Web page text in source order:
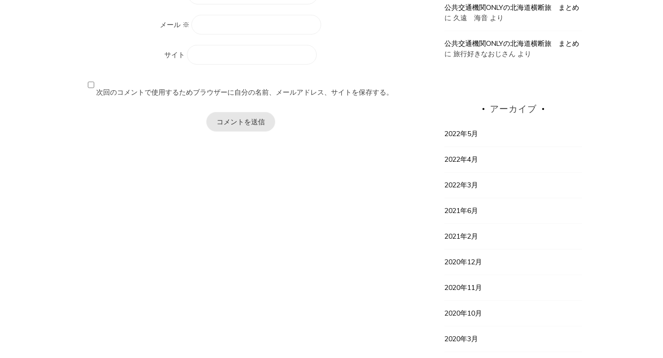
メール ※
サイト
次回のコメントで使用するためブラウザーに自分の名前、メールアドレス、サイトを保存する。
公共交通機関ONLYの北海道横断旅 まとめ
に 久遠 海音 より
公共交通機関ONLYの北海道横断旅 まとめ
に旅行好きなおじさん より
アーカイブ
2022年5月
2022年4月
2022年3月
2021年6月
2021年2月
2020年12月
2020年11月
2020年10月
2020年3月